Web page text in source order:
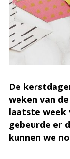
De
weken van
laatste week
gebeurde er
kunnen we